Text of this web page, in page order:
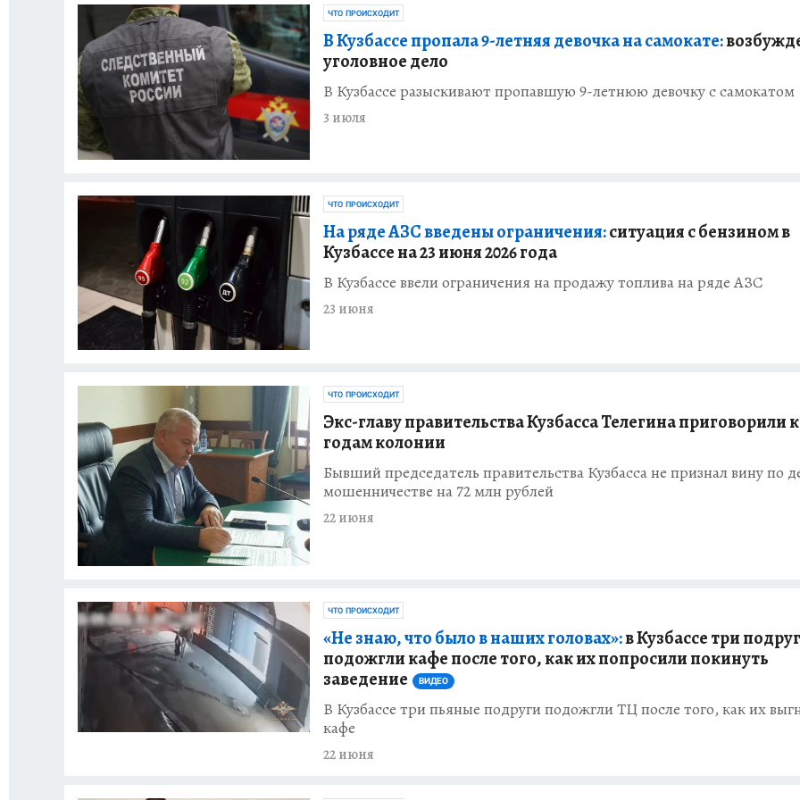
ЧТО ПРОИСХОДИТ
В Кузбассе пропала 9-летняя девочка на самокате:
уголовное дело
В Кузбассе разыскивают пропавшую 9-летнюю девочку с самокатом
3 июля
ЧТО ПРОИСХОДИТ
На ряде АЗС введены ограничения:ситуация с бензином в
Кузбассе на 23 июня 2026 года
В Кузбассе ввели ограничения на продажу топлива на ряде АЗС
23 июня
ЧТО ПРОИСХОДИТ
Экс-главу правительства Кузбасса Телегина приговорили к
годам колонии
Бывший председатель правительства Кузбасса не признал вину по
мошенничестве на 72 млн рублей
22 июня
ЧТО ПРОИСХОДИТ
«Не знаю, что было в наших головах»:в Кузбассе три
подожгли кафе после того, как их попросили покинуть
заведение
ВИДЕО
В Кузбассе три пьяные подруги подожгли ТЦ после того, как их
кафе
22 июня